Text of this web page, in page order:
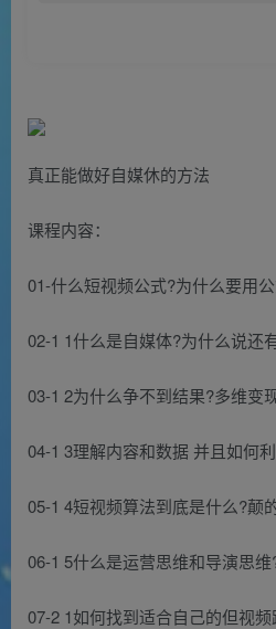
真正能做好自媒休的方法
课程内容：
01-什么短视频公式?为什么要用
02-1 1什么是自媒体?为什么说还
03-1 2为什么争不到结果?多维变
04-1 3理解内容和数据 并且如何
05-1 4短视频算法到底是什么?颠
06-1 5什么是运营思维和导演思
07-2 1如何找到适合自己的但视